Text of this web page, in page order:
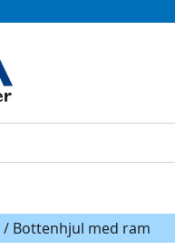
/ Bottenhjul med ram